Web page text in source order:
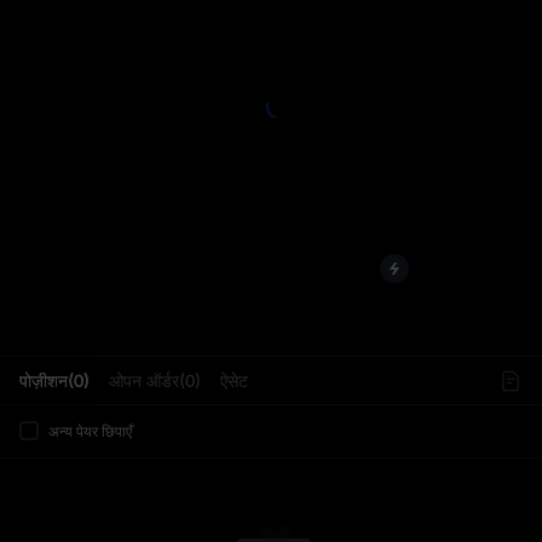
पोज़ीशन(0) ओपन ऑर्डर(0) ऐसेट
अन्य पेयर छिपाएँ